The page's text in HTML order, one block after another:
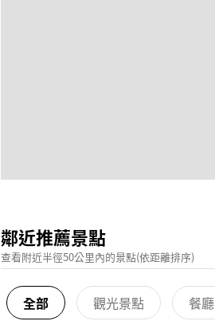
鄰近推薦景點
查看附近半徑50公里內的景點(依距離排序)
全部 觀光景點 餐廳